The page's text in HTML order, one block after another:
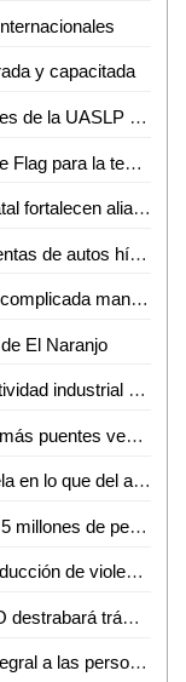
y capacitada
Innovación con impacto social: estudiantes de la UASLP crean plataforma para digitalizar servicios
Playa Miramar mantiene el Distintivo Blue Flag para la temporada 2026-2027
Empresarios huastecos y Gobierno Estatal fortalecen alianza para atraer inversiones
SLP acelera hacia la electromovilidad; ventas de autos híbridos y eléctricos crecen 59%
Camión de la basura impacta barda tras complicada maniobra en Villas del Carmen
El Naranjo
La nueva vía alterna sur generará conectividad industrial en SLP
El gobernador Ricardo Gallardo anuncia más puentes vehiculares para la zona metropolitana
Más de mil potosinos ha padecido varicela en lo que del año
Gobierno del estado destinó más de 114.5 millones de pesos en créditos durante junio
San Luis Potosí, referente nacional en reducción de violencia
¡Menos burocracia para Valles! SEDECO destrabará trámites para empresarios
Mantiene gobierno municipal atención integral a las personas adultas mayores durante junio